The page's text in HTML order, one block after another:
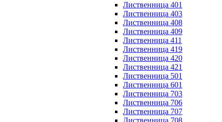
Лиственница 401
Лиственница 403
Лиственница 408
Лиственница 409
Лиственница 411
Лиственница 419
Лиственница 420
Лиственница 421
Лиственница 501
Лиственница 601
Лиственница 703
Лиственница 706
Лиственница 707
Лиственница 708